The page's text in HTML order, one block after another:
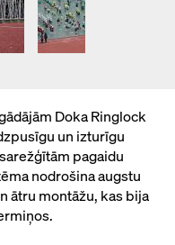
Doka Ringlock
un izturīgu
pagaidu
nodrošina augstu
ātru montāžu, kas bija